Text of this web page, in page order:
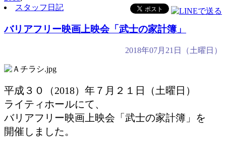
スタッフ日記
バリアフリー映画上映会「武士の家計簿」
2018年07月21日（土曜日）
平成３０（2018）年７月２１日（土曜日）
ライティホールにて、
バリアフリー映画上映会「武士の家計簿」を
開催しました。